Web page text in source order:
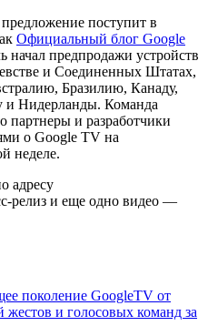
поступит в
Официальный блог Google
начал предпродажи устройств
и Соединенных Штатах,
Бразилию, Канаду,
Нидерланды. Команда
партнеры и разработчики
о Google TV на
неделе.
адресу
релиз и еще одно видео —
поколение GoogleTV от
жестов и голосовых команд за